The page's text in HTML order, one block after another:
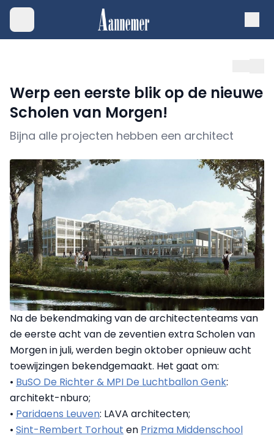
Werp een eerste blik op de nieuwe
Scholen van Morgen!
Bijna alle projecten hebben een architect
Na de bekendmaking van de architectenteams van
de eerste acht van de zeventien extra Scholen van
Morgen in juli, werden begin oktober opnieuw acht
toewijzingen bekendgemaakt. Het gaat om:
• BuSO De Richter & MPI De Luchtballon Genk:
architekt-nburo;
• Paridaens Leuven: LAVA architecten;
• Sint-Rembert Torhout en Prizma Middenschool